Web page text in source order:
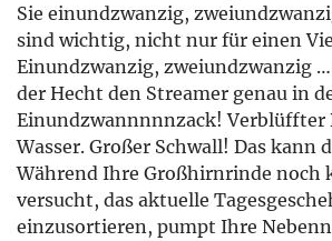
Sie einundzwanzig,
sind wichtig, nicht nur für einen
Einundzwanzig, zweiundzwanzig
der Hecht den Streamer genau in
Einundzwannnnnzack! Verblüffter
Wasser. Großer Schwall! Das kann
Während Ihre Großhirnrinde noch
versucht, das aktuelle
einzusortieren, pumpt Ihre